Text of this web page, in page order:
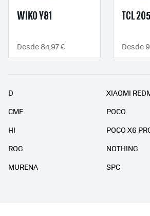
WIKO Y81
Desde 84,97 €
TCL 205
Desde
D
XIAOMI
CMF
POCO
HI
POCO X6
ROG
NOTHING
MURENA
SPC